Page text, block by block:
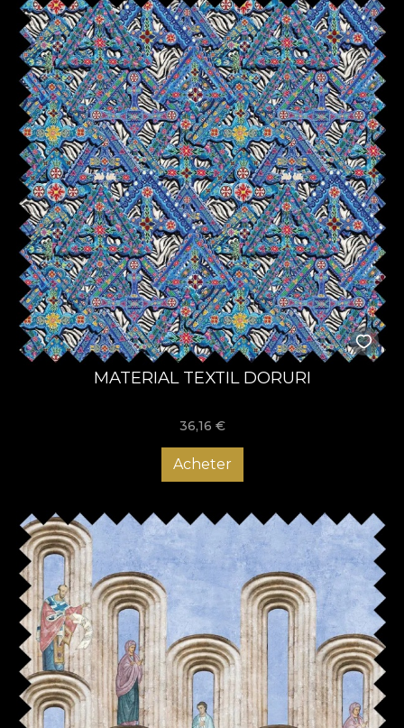
MATERIAL TEXTIL DORURI
36,16 €
Acheter